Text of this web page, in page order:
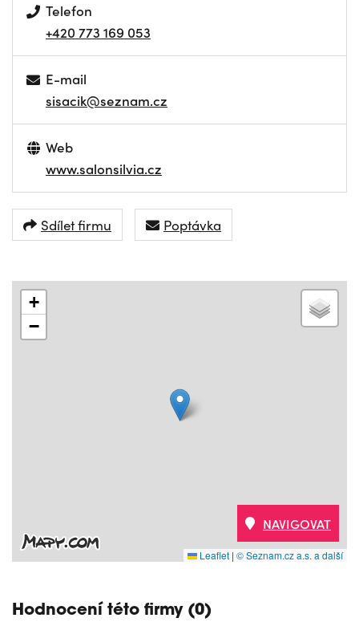
Telefon
+420 773 169 053
E-mail
sisacik@seznam.cz
Web
www.salonsilvia.cz
Sdílet firmu Poptávka
+
−
Leaflet | © Seznam.cz a.s. a další
NAVIGOVAT
Hodnocení této firmy (0)